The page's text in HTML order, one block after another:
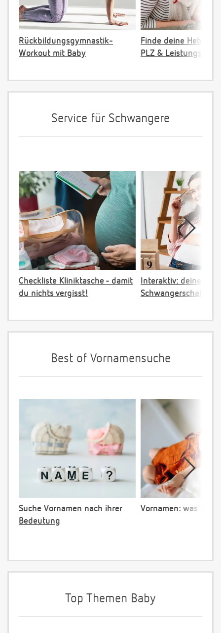
Rückbildungsgymnastik-
Workout mit Baby
Finde deine
PLZ &
Service für Schwangere
Checkliste Kliniktasche - damit
du nichts vergisst!
Interaktiv: deine
Best of Vornamensuche
Suche Vornamen nach ihrer
Bedeutung
Vornamen: was ist
Top Themen Baby